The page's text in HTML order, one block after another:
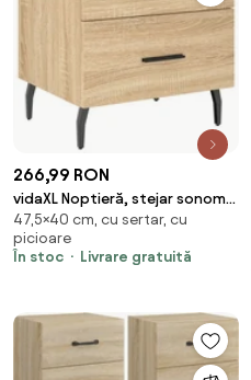
266,99 RON
vidaXL Noptieră, stejar sonoma,
40x35x47,5 cm, lemn compozit
47,5×40 cm, cu sertar, cu
picioare
În stoc
Livrare gratuită